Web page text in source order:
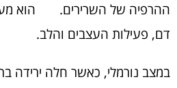
ההרפיה של השרירים. הוא
דם, פעילות העצבים והלב.
במצב נורמלי, כאשר חלה ירידה